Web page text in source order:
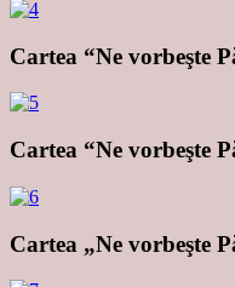
Cartea “Ne vorbeşte
Cartea “Ne vorbeşte
Cartea „Ne vorbeşte